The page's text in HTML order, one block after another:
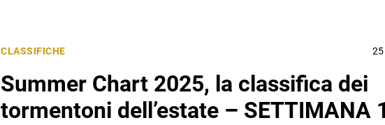
CLASSIFICHE
Summer Chart 2025, la classifica dei
tormentoni dell’estate – SETTIMANA